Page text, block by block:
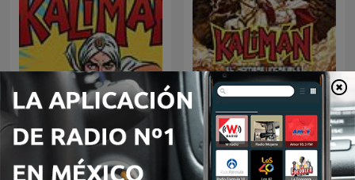
Kalimán | 01 Los
Profanadores de Tumbas
-1963